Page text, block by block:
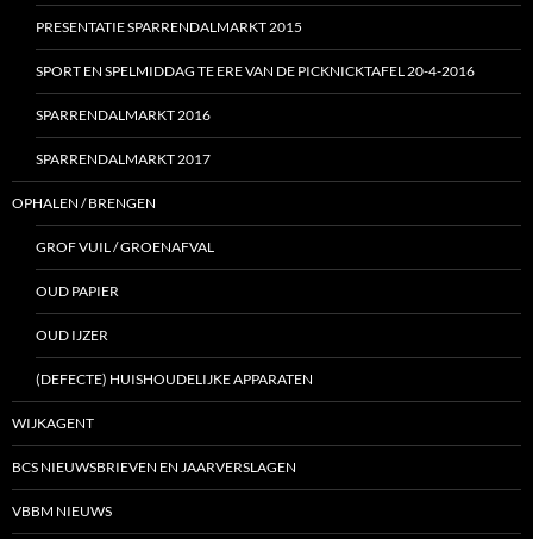
PRESENTATIE SPARRENDALMARKT 2015
SPORT EN SPELMIDDAG TE ERE VAN DE PICKNICKTAFEL 20-4-2016
SPARRENDALMARKT 2016
SPARRENDALMARKT 2017
OPHALEN / BRENGEN
GROF VUIL / GROENAFVAL
OUD PAPIER
OUD IJZER
(DEFECTE) HUISHOUDELIJKE APPARATEN
WIJKAGENT
BCS NIEUWSBRIEVEN EN JAARVERSLAGEN
VBBM NIEUWS